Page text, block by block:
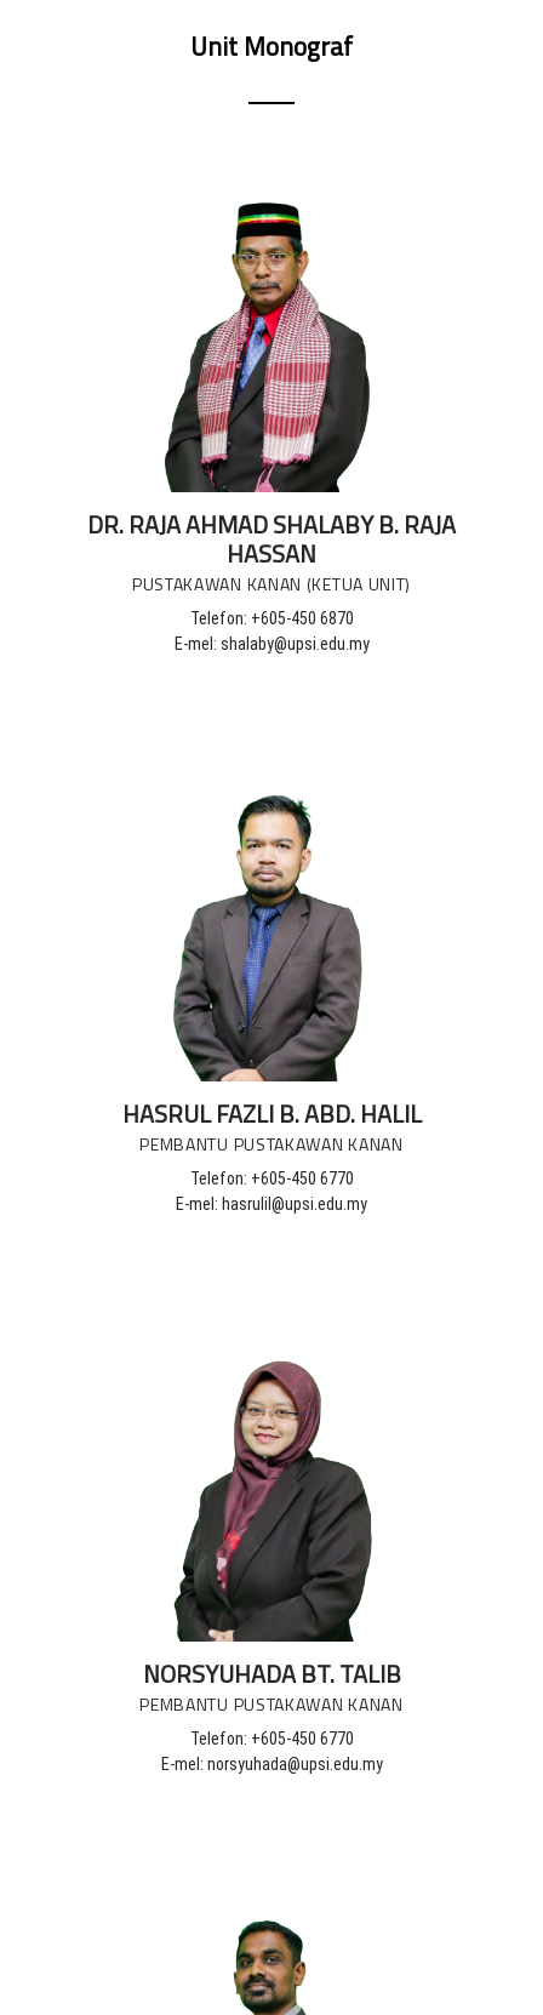
Unit Monograf
DR. RAJA AHMAD SHALABY B. RAJA
HASSAN
PUSTAKAWAN KANAN (KETUA UNIT)
Telefon: +605-450 6870
E-mel: shalaby@upsi.edu.my
HASRUL FAZLI B. ABD. HALIL
PEMBANTU PUSTAKAWAN KANAN
Telefon: +605-450 6770
E-mel: hasrulil@upsi.edu.my
NORSYUHADA BT. TALIB
PEMBANTU PUSTAKAWAN KANAN
Telefon: +605-450 6770
E-mel: norsyuhada@upsi.edu.my